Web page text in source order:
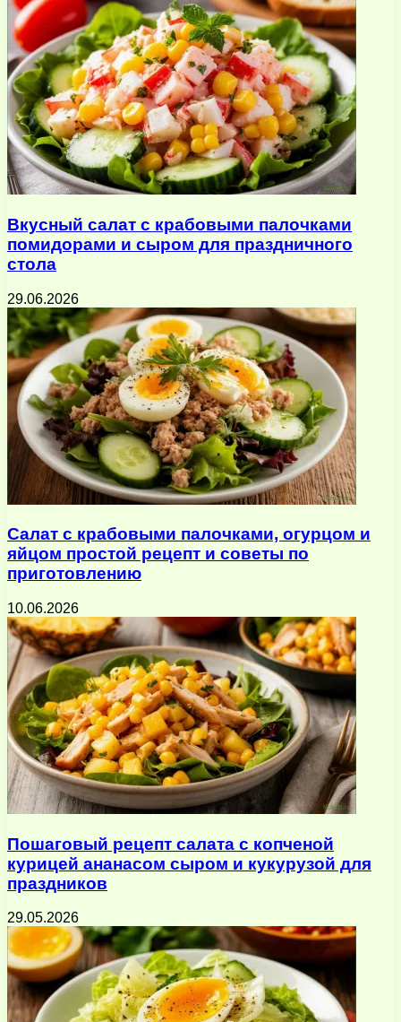
Вкусный салат с крабовыми палочками
помидорами и сыром для праздничного
стола
29.06.2026
Салат с крабовыми палочками, огурцом и
яйцом простой рецепт и советы по
приготовлению
10.06.2026
Пошаговый рецепт салата с копченой
курицей ананасом сыром и кукурузой для
праздников
29.05.2026